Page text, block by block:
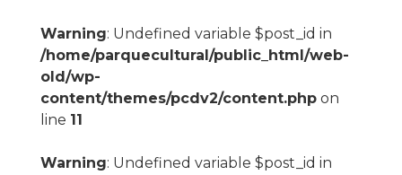
Warning: Undefined variable $post_id in
/home/parquecultural/public_html/web-
old/wp-
content/themes/pcdv2/content.phpon
line 11
Warning: Undefined variable $post_id in